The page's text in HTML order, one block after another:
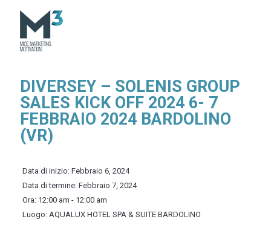
DIVERSEY – SOLENIS GROUP
SALES KICK OFF 2024 6- 7
FEBBRAIO 2024 BARDOLINO
(VR)
Data di inizio: Febbraio 6, 2024
Data di termine: Febbraio 7, 2024
Ora: 12:00 am - 12:00 am
Luogo: AQUALUX HOTEL SPA & SUITE BARDOLINO